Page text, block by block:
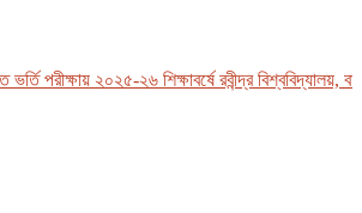
পরীক্ষায় ২০২৫-২৬ শিক্ষাবর্ষে রবীন্দ্র বিশ্ববিদ্যালয়,